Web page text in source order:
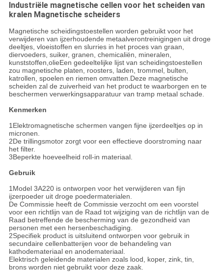
Industriële magnetische cellen voor het scheiden van
kralen Magnetische scheiders
Magnetische scheidingstoestellen worden gebruikt voor het
verwijderen van ijzerhoudende metaalverontreinigingen uit droge
deeltjes, vloeistoffen en slurries in het proces van graan,
diervoeders, suiker, granen, chemicaliën, mineralen,
kunststoffen,olieEen gedeeltelijke lijst van scheidingstoestellen
zou magnetische platen, roosters, laden, trommel, bulten,
katrollen, spoelen en riemen omvatten.Deze magnetische
scheiden zal de zuiverheid van het product te waarborgen en te
beschermen verwerkingsapparatuur van tramp metaal schade.
Kenmerken
1Elektromagnetische schermen vangen fijne ijzerdeeltjes op in
micronen.
2De trillingsmotor zorgt voor een effectieve doorstroming naar
het filter.
3Beperkte hoeveelheid roll-in materiaal.
Gebruik
1Model 3A220 is ontworpen voor het verwijderen van fijn
ijzerpoeder uit droge poedermaterialen.
De Commissie heeft de Commissie verzocht om een voorstel
voor een richtlijn van de Raad tot wijziging van de richtlijn van de
Raad betreffende de bescherming van de gezondheid van
personen met een hersenbeschadiging.
2Specifiek product is uitsluitend ontworpen voor gebruik in
secundaire cellenbatterijen voor de behandeling van
kathodemateriaal en anodemateriaal.
Elektrisch geleidende materialen zoals lood, koper, zink, tin,
brons worden niet gebruikt voor deze zaak.